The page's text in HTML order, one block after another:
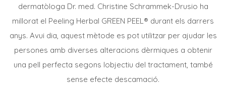
dermatòloga Dr. med. Christine Schrammek-Drusio ha
millorat el Peeling Herbal GREEN PEEL® durant els darrers
anys. Avui dia, aquest mètode es pot utilitzar per ajudar les
persones amb diverses alteracions dèrmiques a obtenir
una pell perfecta segons lobjectiu del tractament, també
sense efecte descamació.